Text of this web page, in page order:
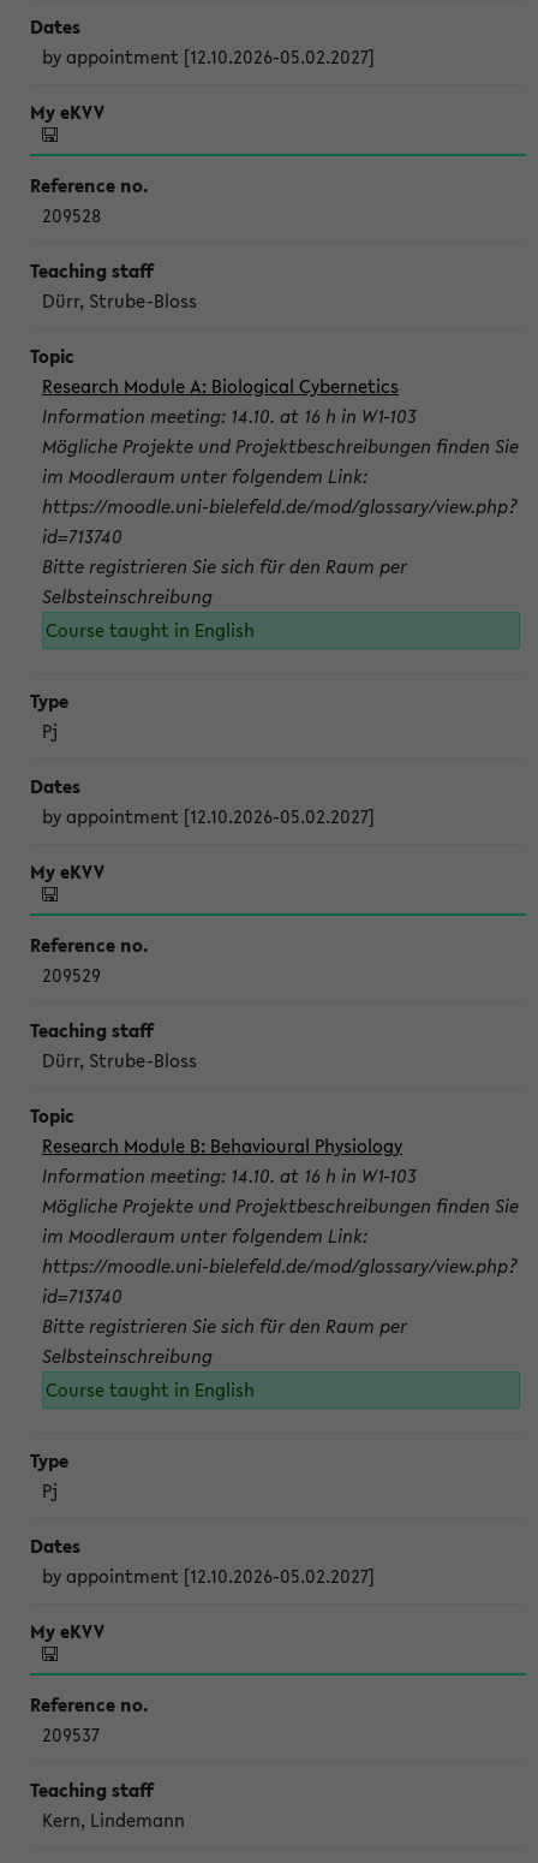
by appointment [12.10.2026-05.02.2027]
209528
Dürr, Strube-Bloss
Research Module A: Biological Cybernetics
Information meeting: 14.10. at 16 h in W1-103
Mögliche Projekte und Projektbeschreibungen finden Sie
im Moodleraum unter folgendem Link:
https://moodle.uni-bielefeld.de/mod/glossary/view.php?
id=713740
Bitte registrieren Sie sich für den Raum per
Selbsteinschreibung
Course taught in English
Pj
by appointment [12.10.2026-05.02.2027]
209529
Dürr, Strube-Bloss
Research Module B: Behavioural Physiology
Information meeting: 14.10. at 16 h in W1-103
Mögliche Projekte und Projektbeschreibungen finden Sie
im Moodleraum unter folgendem Link:
https://moodle.uni-bielefeld.de/mod/glossary/view.php?
id=713740
Bitte registrieren Sie sich für den Raum per
Selbsteinschreibung
Course taught in English
Pj
by appointment [12.10.2026-05.02.2027]
209537
Kern, Lindemann